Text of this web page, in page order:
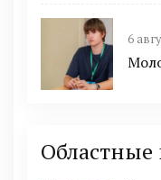
6
Областные